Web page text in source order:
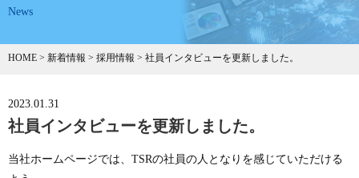
News
HOME > 新着情報 > 採用情報 > 社員インタビューを更新しました。
2023.01.31
社員インタビューを更新しました。
当社ホームページでは、TSRの社員の人となりを感じていただける